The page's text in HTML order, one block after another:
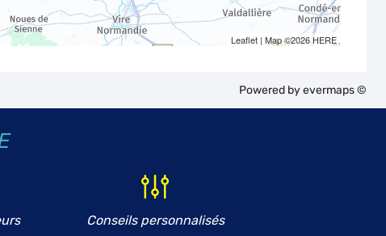
Leaflet| Map ©2026 HERE
Powered byevermaps ©
Conseils personnalisés